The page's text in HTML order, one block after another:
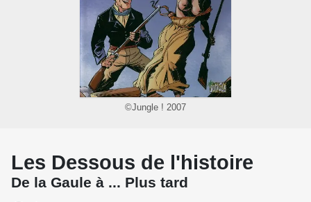
©Jungle ! 2007
Les Dessous de l'histoire
De la Gaule à ... Plus tard